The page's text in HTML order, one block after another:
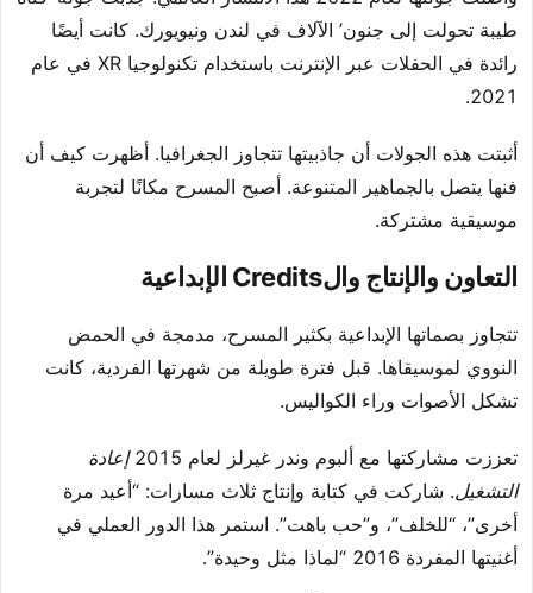
طيبة تحولت إلى جنون’ الآلاف في لندن ونيويورك. كانت أيضًا
رائدة في الحفلات عبر الإنترنت باستخدام تكنولوجيا XR في عام
2021.
أثبتت هذه الجولات أن جاذبيتها تتجاوز الجغرافيا. أظهرت كيف أن
فنها يتصل بالجماهير المتنوعة. أصبح المسرح مكانًا لتجربة
موسيقية مشتركة.
التعاون والإنتاج والCredits الإبداعية
تتجاوز بصماتها الإبداعية بكثير المسرح، مدمجة في الحمض
النووي لموسيقاها. قبل فترة طويلة من شهرتها الفردية، كانت
تشكل الأصوات وراء الكواليس.
تعززت مشاركتها مع ألبوم وندر غيرلز لعام 2015
إعادة
التشغيل. شاركت في كتابة وإنتاج ثلاث مسارات: “أعيد مرة
أخرى”، “للخلف”، و”حب باهت”. استمر هذا الدور العملي في
أغنيتها المفردة 2016 “لماذا مثل وحيدة”.